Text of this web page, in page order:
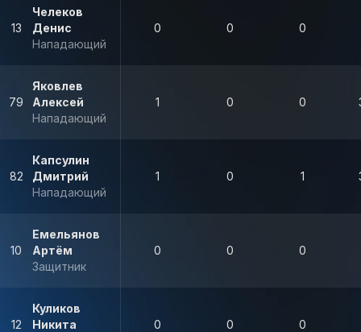
13
Челеков
Денис
Нападающий
0 0 0
79
Яковлев
Алексей
Нападающий
1 0 0
82
Капсулин
Дмитрий
Нападающий
1 0 1
10
Емельянов
Артём
Защитник
0 0 0
12
Куликов
Никита
0 0 0